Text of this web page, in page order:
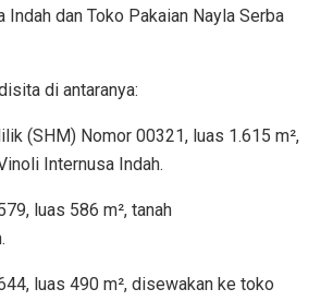
Indah dan Toko Pakaian Nayla Serba
di antaranya:
(SHM) Nomor 00321, luas 1.615 m²,
Internusa Indah.
luas 586 m², tanah
luas 490 m², disewakan ke toko